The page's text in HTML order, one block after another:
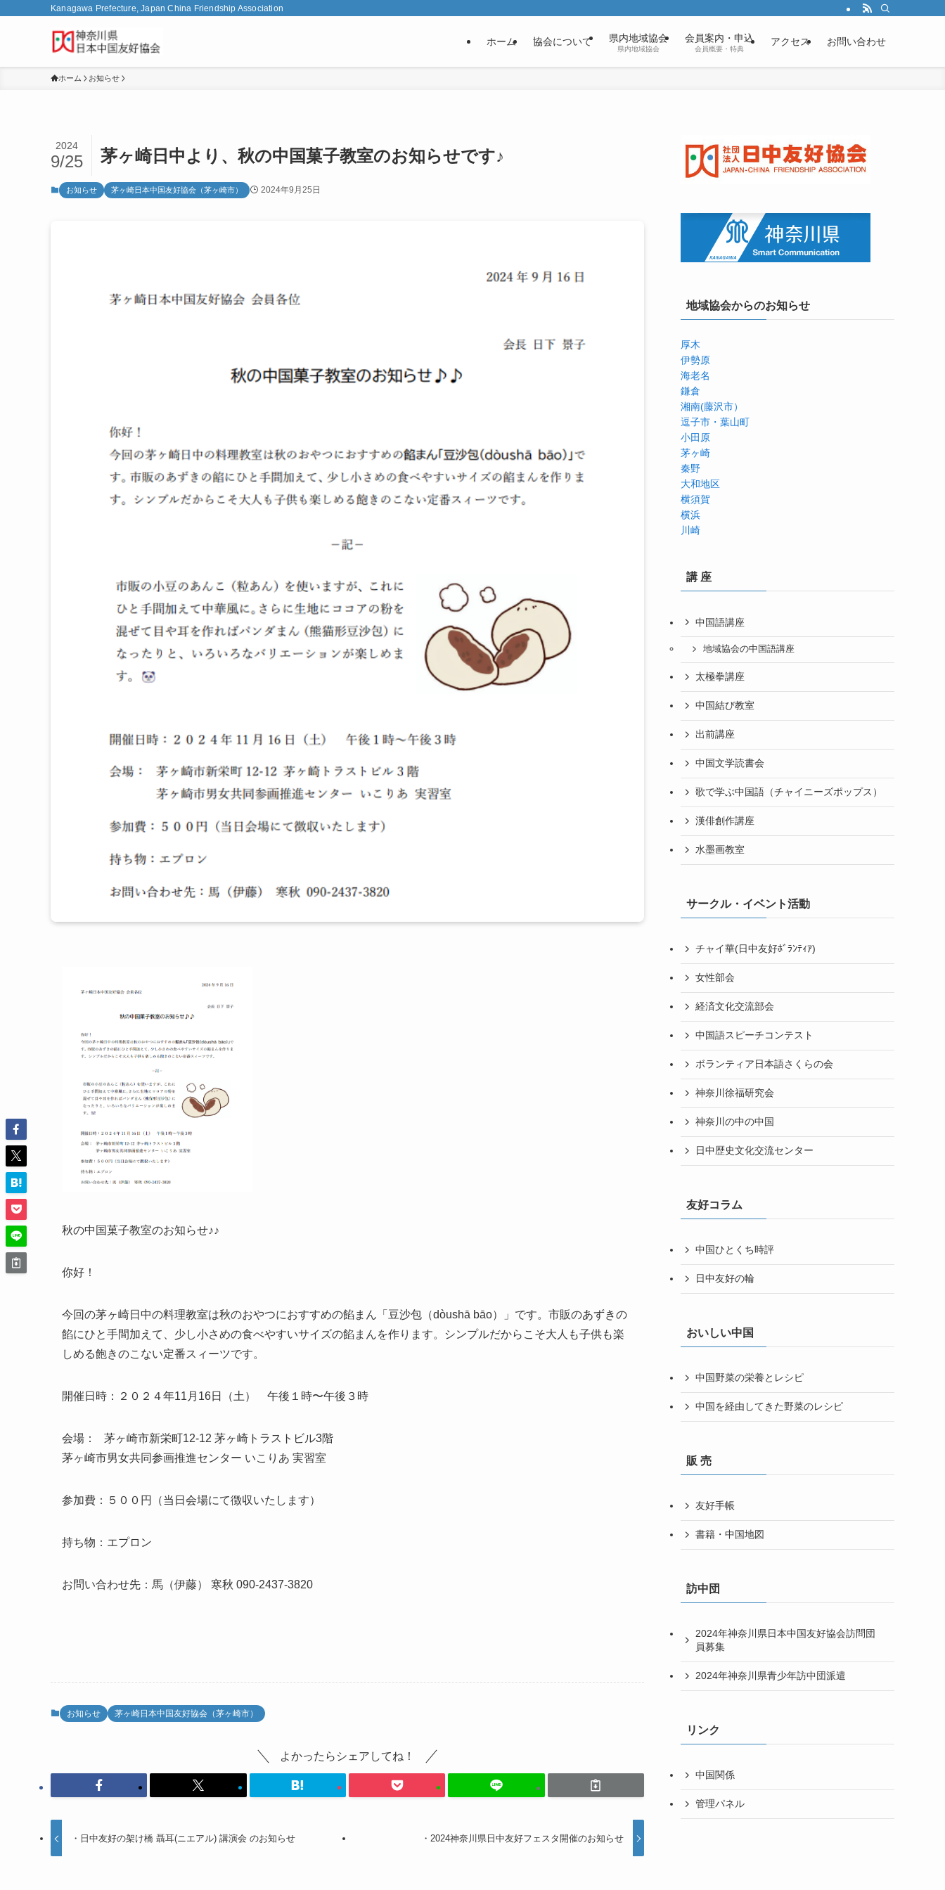
Kanagawa Prefecture, Japan China Friendship Association
ホーム 協会について 県内地域協会
県内地域協会
会員案内・申込
会員概要・特典
アクセス お問い合わせ
ホーム お知らせ
茅ヶ崎日中より、秋の中国菓子教室のお知らせです♪
2024
9/25
お知らせ 茅ヶ崎日本中国友好協会（茅ヶ崎市） 2024年9月25日
秋の中国菓子教室のお知らせ♪♪
你好！
今回の茅ヶ崎日中の料理教室は秋のおやつにおすすめの餡まん「豆沙包（dòushā bāo）」です。市販のあずきの
餡にひと手間加えて、少し小さめの食べやすいサイズの餡まんを作ります。シンプルだからこそ大人も子供も楽
しめる飽きのこない定番スィーツです。
開催日時：２０２４年11月16日（土） 午後１時〜午後３時
会場： 茅ヶ崎市新栄町12-12 茅ヶ崎トラストビル3階
茅ヶ崎市男女共同参画推進センター いこりあ 実習室
参加費：５００円（当日会場にて徴収いたします）
持ち物：エプロン
お問い合わせ先：馬（伊藤） 寒秋 090-2437-3820
お知らせ 茅ヶ崎日本中国友好協会（茅ヶ崎市）
よかったらシェアしてね！
・日中友好の架け橋 聶耳(ニエアル) 講演会 のお知らせ ・2024神奈川県日中友好フェスタ開催のお知らせ
地域協会からのお知らせ
厚木
伊勢原
海老名
鎌倉
湘南(藤沢市）
逗子市・葉山町
小田原
茅ヶ崎
秦野
大和地区
横須賀
横浜
川崎
講 座
中国語講座
地域協会の中国語講座
太極拳講座
中国結び教室
出前講座
中国文学読書会
歌で学ぶ中国語（チャイニーズポップス）
漢俳創作講座
水墨画教室
サークル・イベント活動
チャイ華(日中友好ﾎﾞﾗﾝﾃｨｱ)
女性部会
経済文化交流部会
中国語スピーチコンテスト
ボランティア日本語さくらの会
神奈川徐福研究会
神奈川の中の中国
日中歴史文化交流センター
友好コラム
中国ひとくち時評
日中友好の輪
おいしい中国
中国野菜の栄養とレシピ
中国を経由してきた野菜のレシピ
販 売
友好手帳
書籍・中国地図
訪中団
2024年神奈川県日本中国友好協会訪問団
員募集
2024年神奈川県青少年訪中団派遣
リンク
中国関係
管理パネル